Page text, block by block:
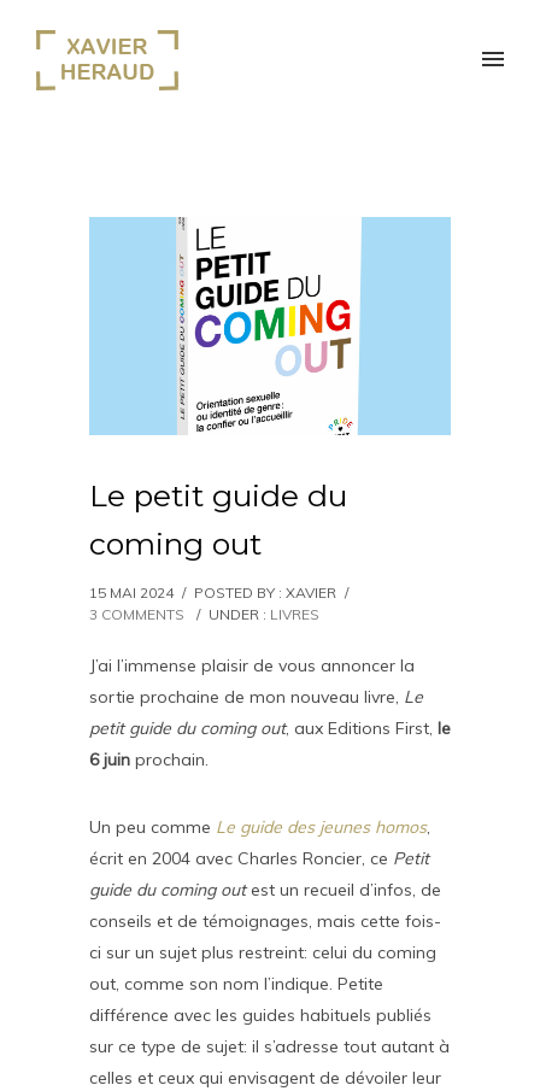
Le petit guide du
coming out
15 MAI 2024 / POSTED BY : XAVIER /
3 COMMENTS
/ UNDER : LIVRES
J’ai l’immense plaisir de vous annoncer la
sortie prochaine de mon nouveau livre, Le
petit guide du coming out, aux Editions First, le
6 juin prochain.
Un peu comme Le guide des jeunes homos,
écrit en 2004 avec Charles Roncier, ce Petit
guide du coming outest un recueil d’infos, de
conseils et de témoignages, mais cette fois-
ci sur un sujet plus restreint: celui du coming
out, comme son nom l’indique. Petite
différence avec les guides habituels publiés
sur ce type de sujet: il s’adresse tout autant à
celles et ceux qui envisagent de dévoiler leur